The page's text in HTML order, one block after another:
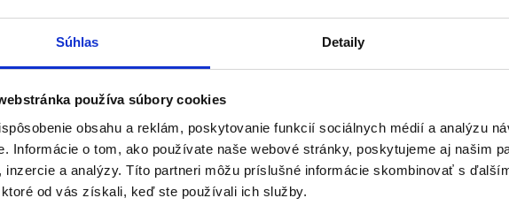
Súhlas Detaily
používa súbory cookies
obsahu a reklám, poskytovanie funkcií sociálnych médií a analýzu
Informácie o tom, ako používate naše webové stránky, poskytujeme aj našim
inzercie a analýzy. Títo partneri môžu príslušné informácie skombinovať s
ktoré od vás získali, keď ste používali ich služby.